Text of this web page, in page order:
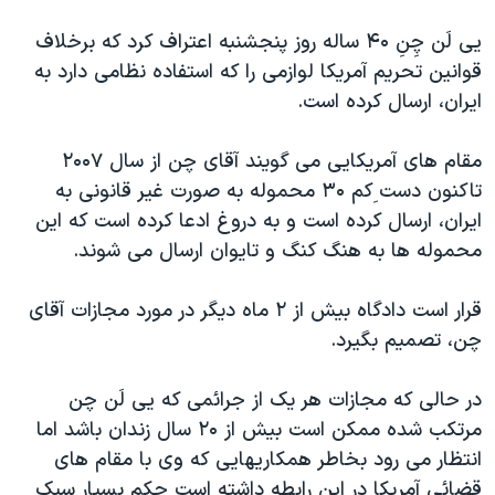
حقوق شهروندی
اقتصادی
اسرائیل در جنگ
گالری عکس
آرشیو پخش زنده
انتخابات ریاست جمهوری آمریکا ۲۰۲۴
حمله جمهوری اسلامی به اسرائیل
ورزش زنان در ایران
اعتراضات زن، زندگی، آزادی
مجموعه مستندهای دادخواهی
تریبونال مردمی آبان ۹۸
دادگاه حمید نوری
قانون شفافیت دارائی کادر رهبری ایران
اعتراضات مردمی آبان ۹۸
زبانهای مختلف
يی لَن چِنِ ۴۰ ساله روز پنجشنبه اعتراف کرد که برخلاف
قوانين تحريم آمريکا لوازمی را که استفاده نظامی دارد به
ايران، ارسال کرده است.
مقام های آمريکايی می گويند آقای چن از سال ۲۰۰۷
تاکنون دست ِکم ۳۰ محموله به صورت غير قانونی به
ايران، ارسال کرده است و به دروغ ادعا کرده است که اين
محموله ها به هنگ کنگ و تايوان ارسال می شوند.
قرار است دادگاه بيش از ۲ ماه ديگر در مورد مجازات آقای
چن، تصميم بگيرد.
در حالی که مجازات هر يک از جرائمی که يی لَن چن
مرتکب شده ممکن است بيش از ۲۰ سال زندان باشد اما
انتظار می رود بخاطر همکاريهايی که وی با مقام های